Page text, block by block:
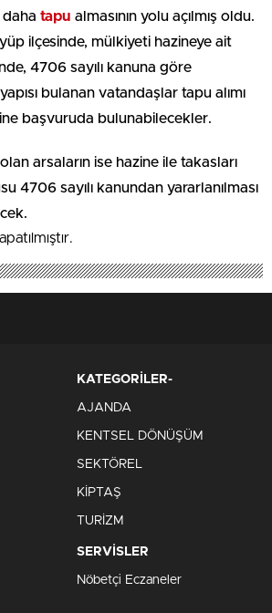
daha tapu almasının yolu açılmış oldu.
ilçesinde, mülkiyeti hazineye ait
4706 sayılı kanuna göre
bulanan vatandaşlar tapu alımı
başvuruda bulunabilecekler.
arsaların ise hazine ile takasları
4706 sayılı kanundan yararlanılması
KATEGORİLER-
AJANDA
KENTSEL DÖNÜŞÜM
SEKTÖREL
KİPTAŞ
TURİZM
SERVİSLER
Nöbetçi Eczaneler